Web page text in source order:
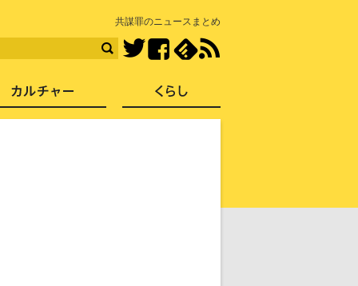
共謀罪のニュースまとめ
TwitterFacebook
社会